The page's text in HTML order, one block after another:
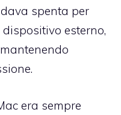
spenta per
esterno,
era sempre